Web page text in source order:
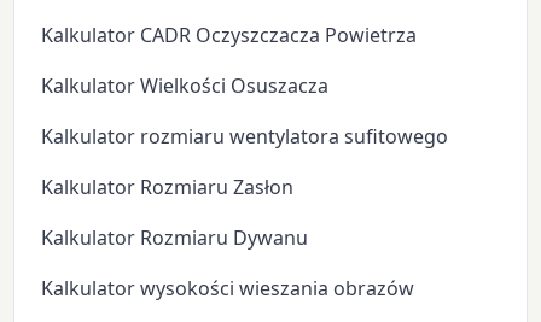
Kalkulator CADR Oczyszczacza Powietrza
Kalkulator Wielkości Osuszacza
Kalkulator rozmiaru wentylatora sufitowego
Kalkulator Rozmiaru Zasłon
Kalkulator Rozmiaru Dywanu
Kalkulator wysokości wieszania obrazów